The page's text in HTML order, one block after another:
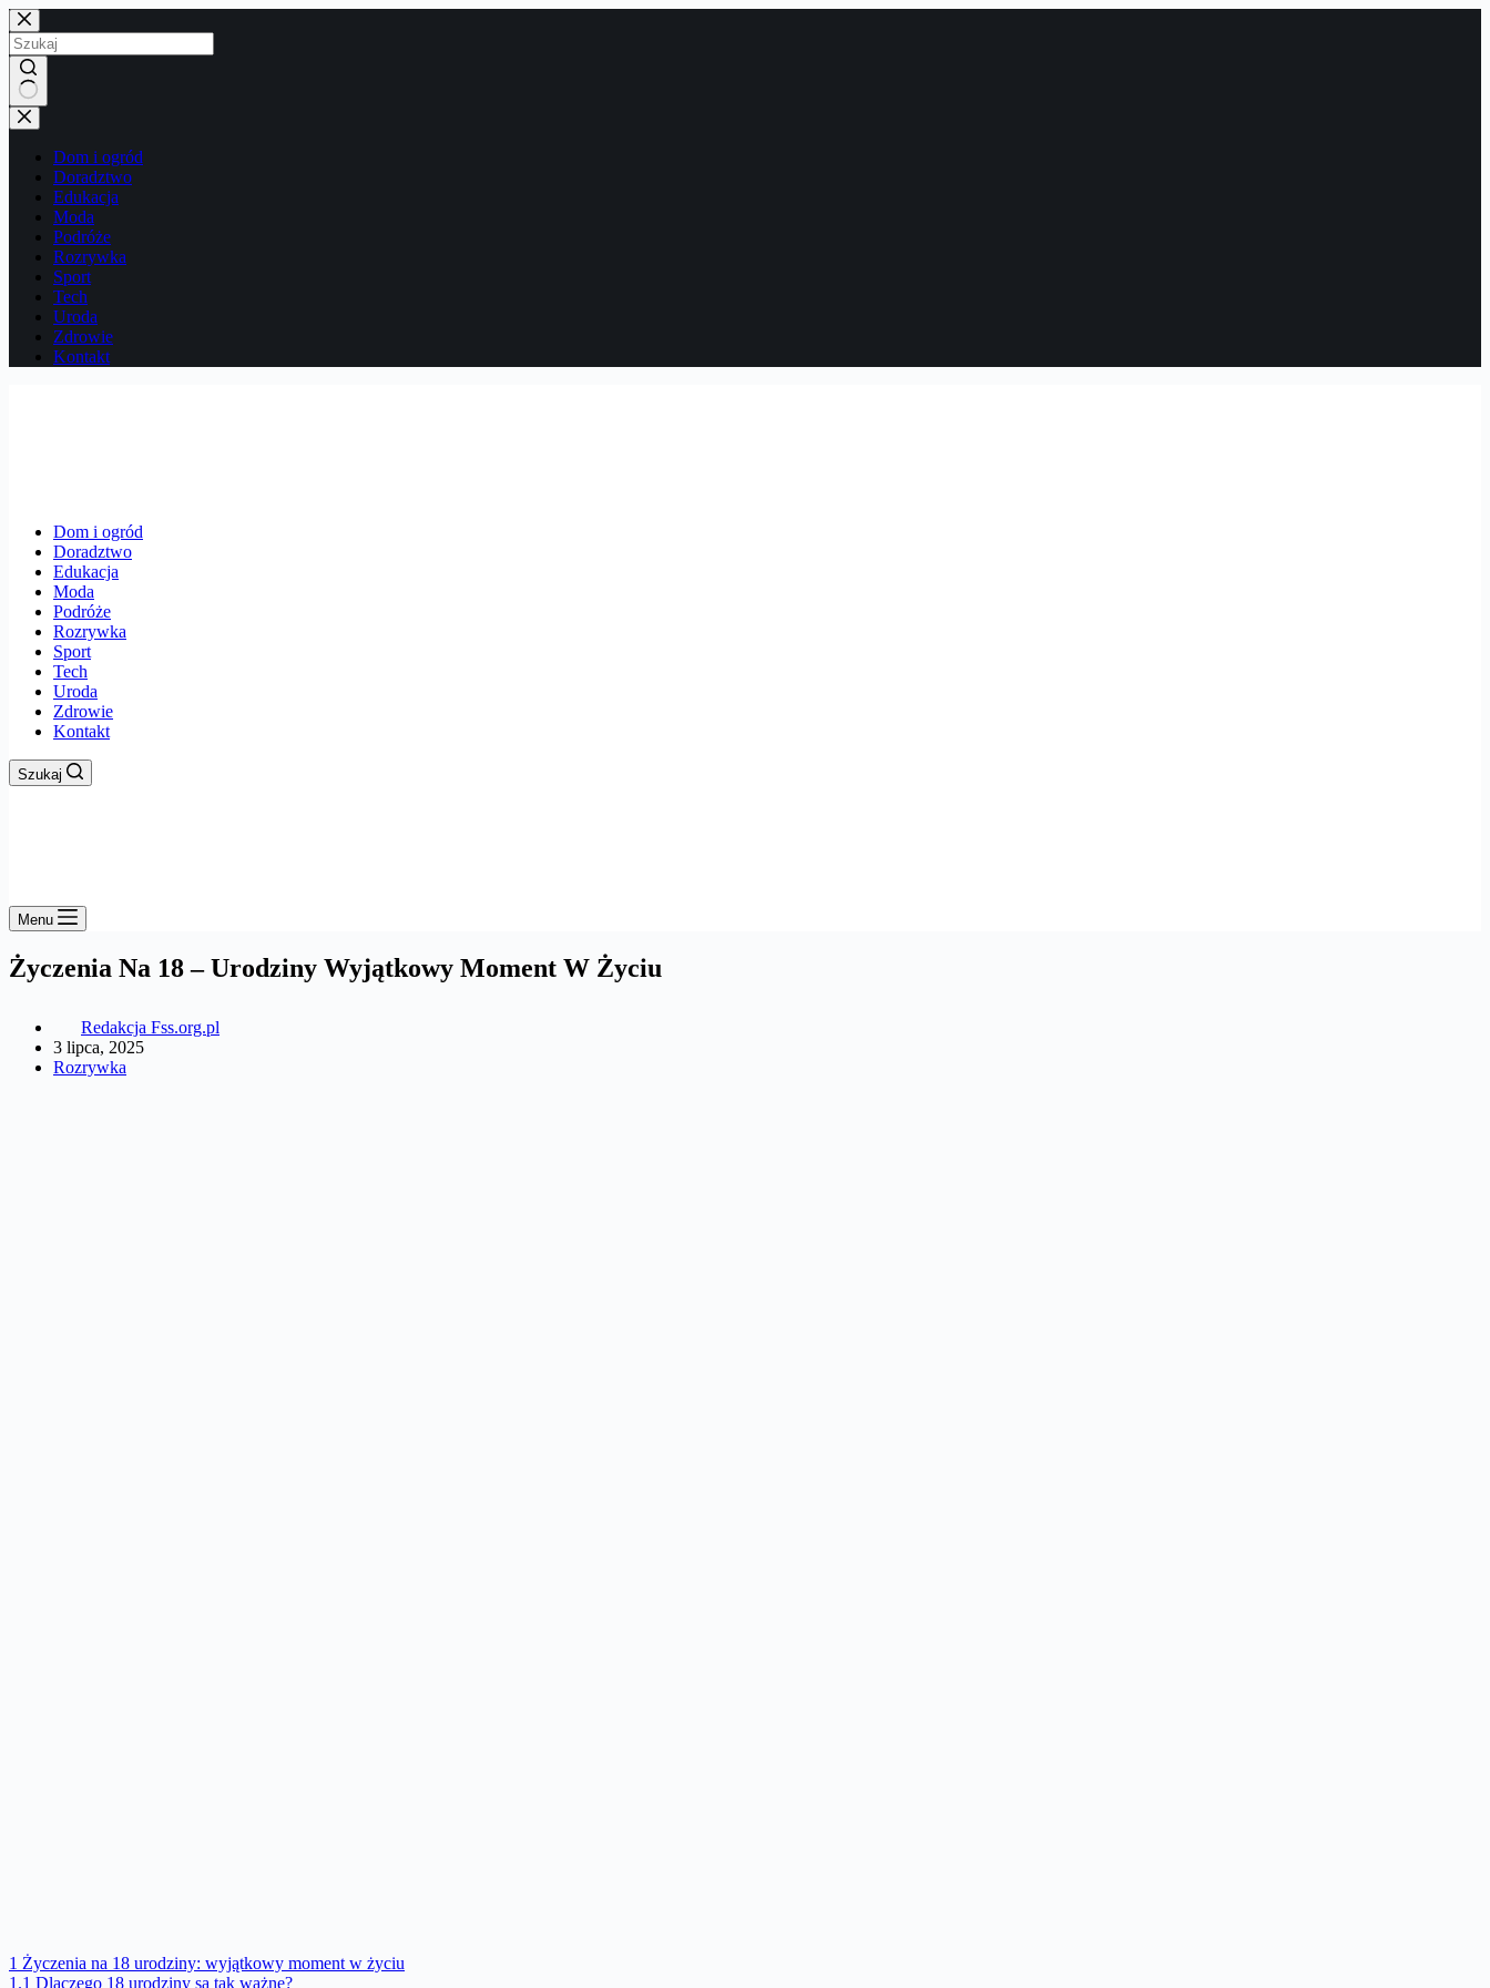
Przejdź
do
treści
Brak
wyników
Dom i ogród
Doradztwo
Edukacja
Moda
Podróże
Rozrywka
Sport
Tech
Uroda
Zdrowie
Kontakt
Dom i ogród
Doradztwo
Edukacja
Moda
Podróże
Rozrywka
Sport
Tech
Uroda
Zdrowie
Kontakt
Szukaj
Menu
Życzenia Na 18 – Urodziny Wyjątkowy Moment W Życiu
Redakcja Fss.org.pl
3 lipca, 2025
Rozrywka
1 Życzenia na 18 urodziny: wyjątkowy moment w życiu
1.1 Dlaczego 18 urodziny są tak ważne?